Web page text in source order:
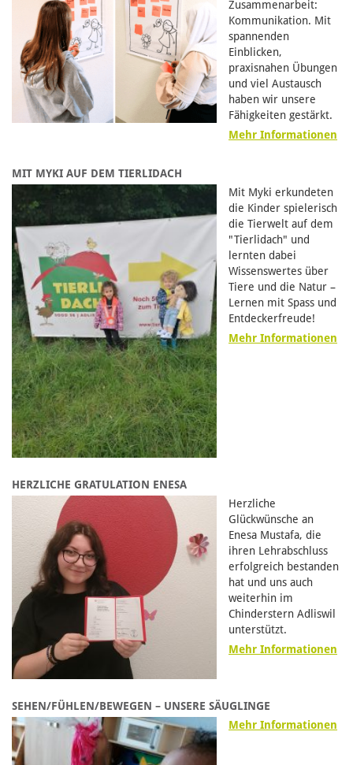
Zusammenarbeit:
Kommunikation. Mit
spannenden
Einblicken,
praxisnahen Übungen
und viel Austausch
haben wir unsere
Fähigkeiten gestärkt.
Mehr Informationen
MIT MYKI AUF DEM TIERLIDACH
Mit Myki erkundeten
die Kinder spielerisch
die Tierwelt auf dem
"Tierlidach" und
lernten dabei
Wissenswertes über
Tiere und die Natur –
Lernen mit Spass und
Entdeckerfreude!
Mehr Informationen
HERZLICHE GRATULATION ENESA
Herzliche
Glückwünsche an
Enesa Mustafa, die
ihren Lehrabschluss
erfolgreich bestanden
hat und uns auch
weiterhin im
Chinderstern Adliswil
unterstützt.
Mehr Informationen
SEHEN/FÜHLEN/BEWEGEN – UNSERE SÄUGLINGE
Mehr Informationen